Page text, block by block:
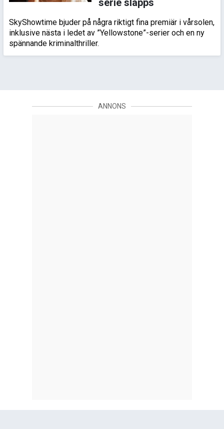
SkyShowtime bjuder på några riktigt fina premiär i vårsolen,
inklusive nästa i ledet av ”Yellowstone”-serier och en ny
spännande kriminalthriller.
ANNONS